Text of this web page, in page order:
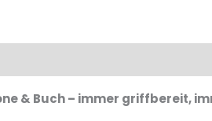
& Buch – immer griffbereit,